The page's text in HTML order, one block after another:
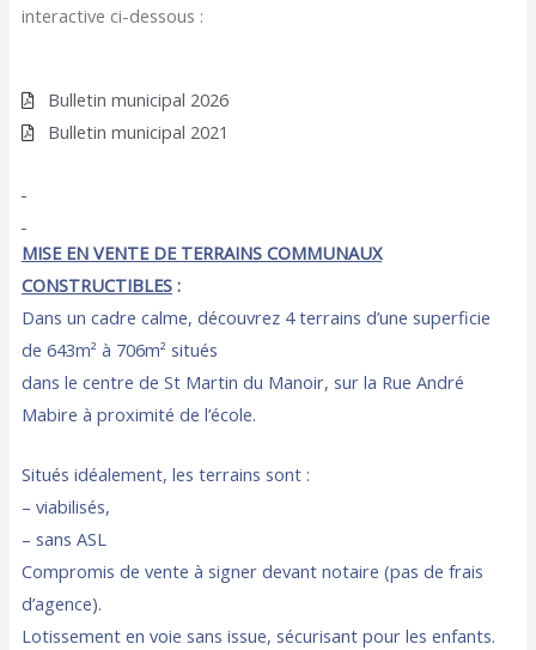
interactive ci-dessous :
Bulletin municipal 2026
Bulletin municipal 2021
MISEEN VENTE DE TERRAINS COMMUNAUX
CONSTRUCTIBLES:
Dans un cadre calme, découvrez 4 terrains d’une superficie
de 643m² à 706m² situés
dans le centre de St Martin du Manoir, sur la Rue André
Mabire à proximité de l’école.
Situés idéalement, les terrains sont :
– viabilisés,
– sans ASL
Compromis de vente à signer devant notaire (pas de frais
d’agence).
Lotissement en voie sans issue, sécurisant pour les enfants.